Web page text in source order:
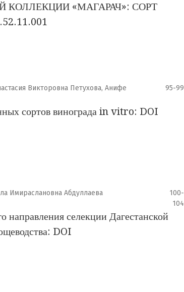
«МАГАРАЧ»: СОРТ
Викторовна Петухова, Анифе
95-99
сортов винограда in vitro: DOI
Имираслановна Абдуллаева
100-
104
селекции Дагестанской
DOI